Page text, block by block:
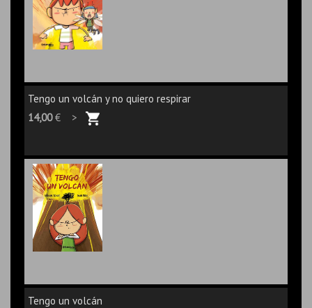
Tengo un volcán y no quiero respirar
14,00€ >
Tengo un volcán